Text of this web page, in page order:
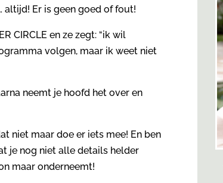
altijd! Er is geen goed of fout!
CIRCLE en ze zegt: “ik wil
volgen, maar ik weet niet
neemt je hoofd het over en
niet maar doe er iets mee! En ben
je nog niet alle details helder
maar onderneemt!